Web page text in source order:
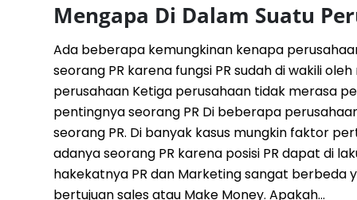
Mengapa Di Dalam Suatu
Ada beberapa kemungkinan kenapa
seorang PR karena fungsi PR sudah di wakili
perusahaan Ketiga perusahaan tidak merasa
pentingnya seorang PR Di beberapa
seorang PR. Di banyak kasus mungkin faktor
adanya seorang PR karena posisi PR dapat di
hakekatnya PR dan Marketing sangat berbeda
bertujuan sales atau Make Money. Apakah...